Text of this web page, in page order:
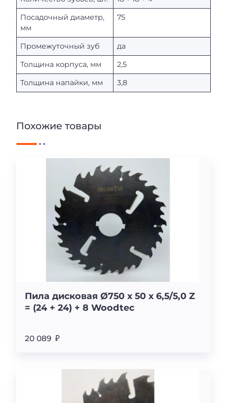
Посадочный диаметр,
мм
75
Промежуточный зуб
да
Толщина корпуса, мм
2,5
Толщина напайки, мм
3,8
Похожие товары
Пила дисковая Ø750 х 50 х 6,5/5,0 Z
= (24 + 24) + 8 Woodtec
20 089 ₽